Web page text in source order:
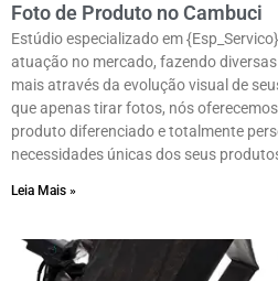
Foto de Produto no Cambuci
Estúdio especializado em
atuação no mercado, fazendo
mais através da evolução visual de
que apenas tirar fotos, nós
produto diferenciado e totalmente
necessidades únicas dos seus
Leia Mais »